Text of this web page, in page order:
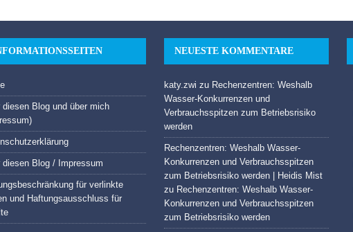
diesen Blog und über mich
diesen Blog / Impressum
für verlinkte
und Haftungsausschluss für
NEUESTE KOMMENTARE
katy.zwi zu Rechenzentren: Weshalb
Wasser-Konkurrenzen und
Verbrauchsspitzen zum Betriebsrisiko
werden
Rechenzentren: Weshalb Wasser-
Konkurrenzen und Verbrauchsspitzen
zum Betriebsrisiko werden | Heidis Mist
zu Rechenzentren: Weshalb Wasser-
Konkurrenzen und Verbrauchsspitzen
zum Betriebsrisiko werden